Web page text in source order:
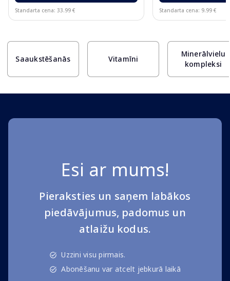
Standarta cena: 33.99 € Standarta cena: 9.99 €
Saaukstēšanās Vitamīni
Minerālvielu
kompleksi
Esi ar mums!
Pieraksties un saņem labākos
piedāvājumus, padomus un
atlaižu kodus.
Uzzini visu pirmais.
Abonēšanu var atcelt jebkurā laikā